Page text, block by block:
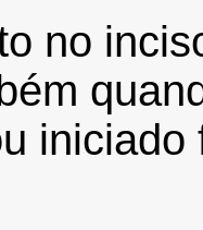
no